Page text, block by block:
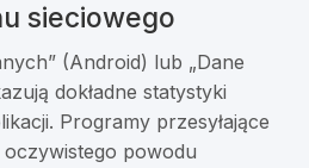
sieciowego
(Android) lub „Dane
dokładne statystyki
Programy przesyłające
powodu